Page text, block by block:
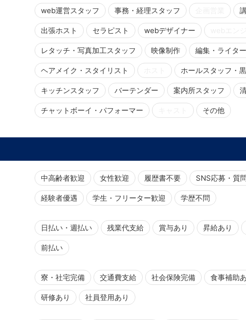
web運営スタッフ 事務・経理スタッフ
出張ホスト セラピスト webデザイナー
レタッチ・写真加工スタッフ 映像制作 編集・ライター
ヘアメイク・スタイリスト ホールスタッフ・
キッチンスタッフ バーテンダー 案内所スタッフ
チャットボーイ・パフォーマー その他
中高齢者歓迎 女性歓迎 履歴書不要 SNS応募・質
経験者優遇 学生・フリーター歓迎 学歴不問
日払い・週払い 残業代支給 賞与あり 昇給あり
前払い
寮・社宅完備 交通費支給 社会保険完備 食事補助
研修あり 社員登用あり